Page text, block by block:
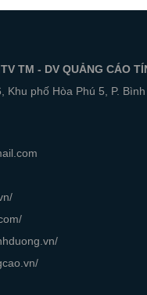
TM - DV QUẢNG CÁO
Khu phố Hòa Phú 5, P.